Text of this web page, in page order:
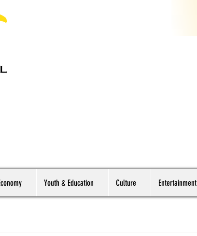
Youth & Education Culture Entertainment